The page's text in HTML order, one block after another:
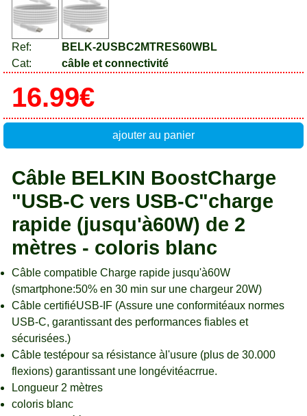
Ref:
BELK-2USBC2MTRES60WBL
Cat:
câble et connectivité
16.99€
ajouter au panier
Câble BELKIN BoostCharge
"USB-C vers USB-C"charge
rapide (jusqu'à60W) de 2
mètres - coloris blanc
Câble compatible Charge rapide jusqu'à60W
(smartphone:50% en 30 min sur une chargeur 20W)
Câble certifiéUSB-IF (Assure une conformitéaux normes
USB-C, garantissant des performances fiables et
sécurisées.)
Câble testépour sa résistance àl'usure (plus de 30.000
flexions) garantissant une longévitéacrrue.
Longueur 2 mètres
coloris blanc